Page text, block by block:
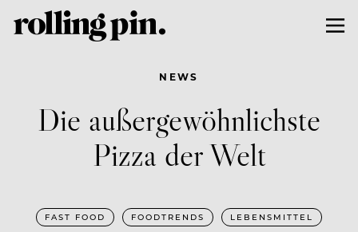
NEWS
Die außergewöhnlichste
Pizza der Welt
FAST FOOD FOODTRENDS LEBENSMITTEL